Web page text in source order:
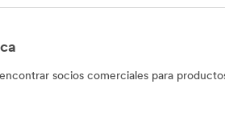
socios comerciales para